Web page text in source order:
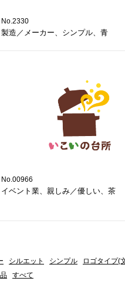
No.2330
製造／メーカー、シンプル、青
No.00966
イベント業、親しみ／優しい、茶
シルエット シンプル ロゴタイプ(
すべて